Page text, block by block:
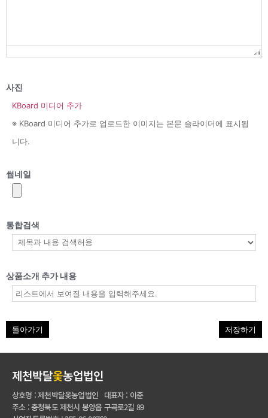
사진
KBoard 미디어 추가
※ KBoard 미디어 추가로 업로드한 이미지는 본문 슬라이더에 표시됩
니다.
썸네일
통합검색
상품소개 추가 내용
돌아가기 저장하기
제천박달옻농업법인
상호명 : 제천박달옻농업법인 대표자 : 이준
주소 : 충청북도 제천시 봉양읍 구곡로2길 89